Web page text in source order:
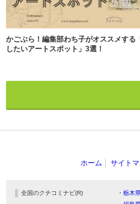
かごぶら！編集部わち子がオススメする
したいアートスポット」3選！
ホーム サイト
全国のクチコミナビ(R) ・栃木